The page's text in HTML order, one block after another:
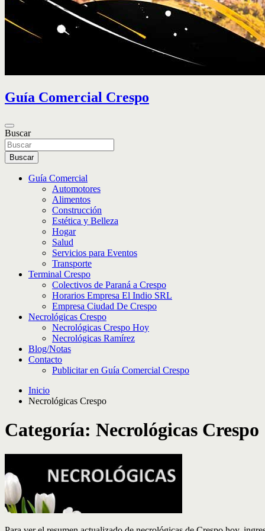
Guía Comercial Crespo
Buscar
Buscar
Guía Comercial
Automotores
Alimentos
Construcción
Estética y Belleza
Hogar
Salud
Servicios para Eventos
Transporte
Terminal Crespo
Colectivos de Paraná a Crespo
Horarios Empresa El Indio SRL
Empresa Ciudad De Crespo
Necrológicas Crespo
Necrológicas Crespo Hoy
Necrológicas Ramírez
Blog/Notas
Contacto
Publicitar en Guía Comercial Crespo
Inicio
Necrológicas Crespo
Categoría: Necrológicas Crespo